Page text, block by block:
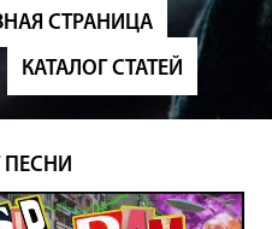
СТРАНИЦА
КАТАЛОГ СТАТЕЙ
ПЕСНИ